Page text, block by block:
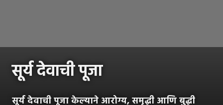
सूर्य देवाची पूजा
सूर्य देवाची पूजा केल्याने आरोग्य, समृद्धी आणि बुद्धी